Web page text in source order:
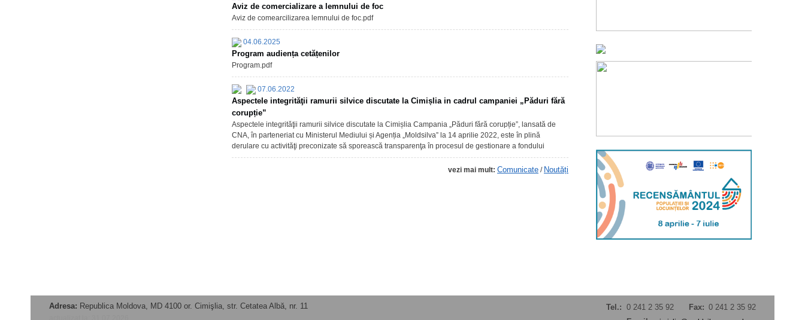
Aviz de comercializare a lemnului de foc
Aviz de comearcilizarea lemnului de foc.pdf
04.06.2025
Program audiența cetățenilor
Program.pdf
07.06.2022
Aspectele integrităţii ramurii silvice discutate la Cimișlia in cadrul campaniei „Păduri fără
corupție”
Aspectele integrităţii ramurii silvice discutate la Cimișlia Campania „Păduri fără corupție”, lansată de
CNA, în parteneriat cu Ministerul Mediului și Agenția „Moldsilva” la 14 aprilie 2022, este în plină
derulare cu activităţi preconizate să sporească transparenţa în procesul de gestionare a fondului
vezi mai mult: Comunicate / Noutăți
Adresa: Republica Moldova, MD 4100 or. Cimişlia, str. Cetatea Albă, nr. 11 Tel.: 0 241 2 35 92 Fax: 0 241 2 35 92